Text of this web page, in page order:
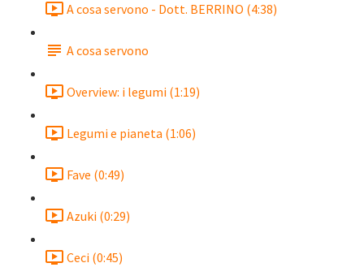
A cosa servono - Dott. BERRINO (4:38)
A cosa servono
Overview: i legumi (1:19)
Legumi e pianeta (1:06)
Fave (0:49)
Azuki (0:29)
Ceci (0:45)